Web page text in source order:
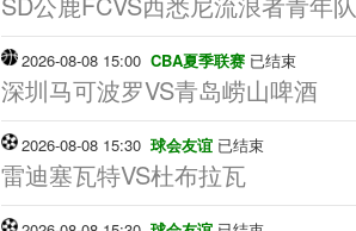
2026-08-08 15:00 CBA夏季联赛 已结束
深圳马可波罗VS青岛崂山啤酒
2026-08-08 15:30 球会友谊 已结束
雷迪塞瓦特VS杜布拉瓦